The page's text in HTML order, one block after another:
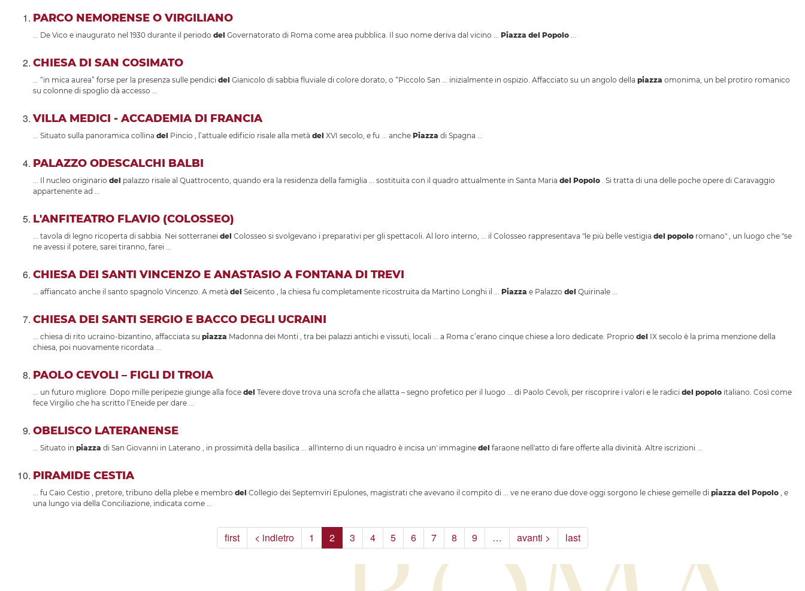
PARCO NEMORENSE O VIRGILIANO
... De Vico e inaugurato nel 1930 durante il periodo del Governatorato di Roma come area pubblica. Il suo nome deriva dal vicino ... Piazza del Popolo
CHIESA DI SAN COSIMATO
... “in mica aurea” forse per la presenza sulle pendici del Gianicolo di sabbia fluviale di colore dorato, o “Piccolo San ... inizialmente in ospizio. Affacciato su un angolo della piazza omonima, un bel protiro romanico
su colonne di spoglio dà accesso ...
VILLA MEDICI - ACCADEMIA DI FRANCIA
... Situato sulla panoramica collina del Pincio , l’attuale edificio risale alla metà del XVI secolo, e fu ... anche Piazza di Spagna ...
PALAZZO ODESCALCHI BALBI
... Il nucleo originario del palazzo risale al Quattrocento, quando era la residenza della famiglia ... sostituita con il quadro attualmente in Santa Maria del Popolo . Si tratta di una delle poche opere di Caravaggio
appartenente ad ...
L'ANFITEATRO FLAVIO (COLOSSEO)
... tavola di legno ricoperta di sabbia. Nei sotterranei del Colosseo si svolgevano i preparativi per gli spettacoli. Al loro interno, ... il Colosseo rappresentava "le più belle vestigia del popolo romano" , un luogo che "se
ne avessi il potere, sarei tiranno, farei ...
CHIESA DEI SANTI VINCENZO E ANASTASIO A FONTANA DI TREVI
... affiancato anche il santo spagnolo Vincenzo. A metà del Seicento , la chiesa fu completamente ricostruita da Martino Longhi il ... Piazza e Palazzo del Quirinale ...
CHIESA DEI SANTI SERGIO E BACCO DEGLI UCRAINI
... chiesa di rito ucraino-bizantino, affacciata su piazza Madonna dei Monti , tra bei palazzi antichi e vissuti, locali ... a Roma c’erano cinque chiese a loro dedicate. Proprio del IX secolo è la prima menzione della
chiesa, poi nuovamente ricordata ...
PAOLO CEVOLI – FIGLI DI TROIA
... un futuro migliore. Dopo mille peripezie giunge alla foce del Tevere dove trova una scrofa che allatta – segno profetico per il luogo ... di Paolo Cevoli, per riscoprire i valori e le radici del popolo italiano. Così come
fece Virgilio che ha scritto l’Eneide per dare ...
OBELISCO LATERANENSE
... Situato in piazza di San Giovanni in Laterano , in prossimità della basilica ... all'interno di un riquadro è incisa un' immagine del faraone nell'atto di fare offerte alla divinità. Altre iscrizioni ...
PIRAMIDE CESTIA
... fu Caio Cestio , pretore, tribuno della plebe e membro del Collegio dei Septemviri Epulones, magistrati che avevano il compito di ... ve ne erano due dove oggi sorgono le chiese gemelle di piazza del Popolo , e
una lungo via della Conciliazione, indicata come ...
first < indietro 1 2 3 4 5 6 7 8 9 … avanti > last